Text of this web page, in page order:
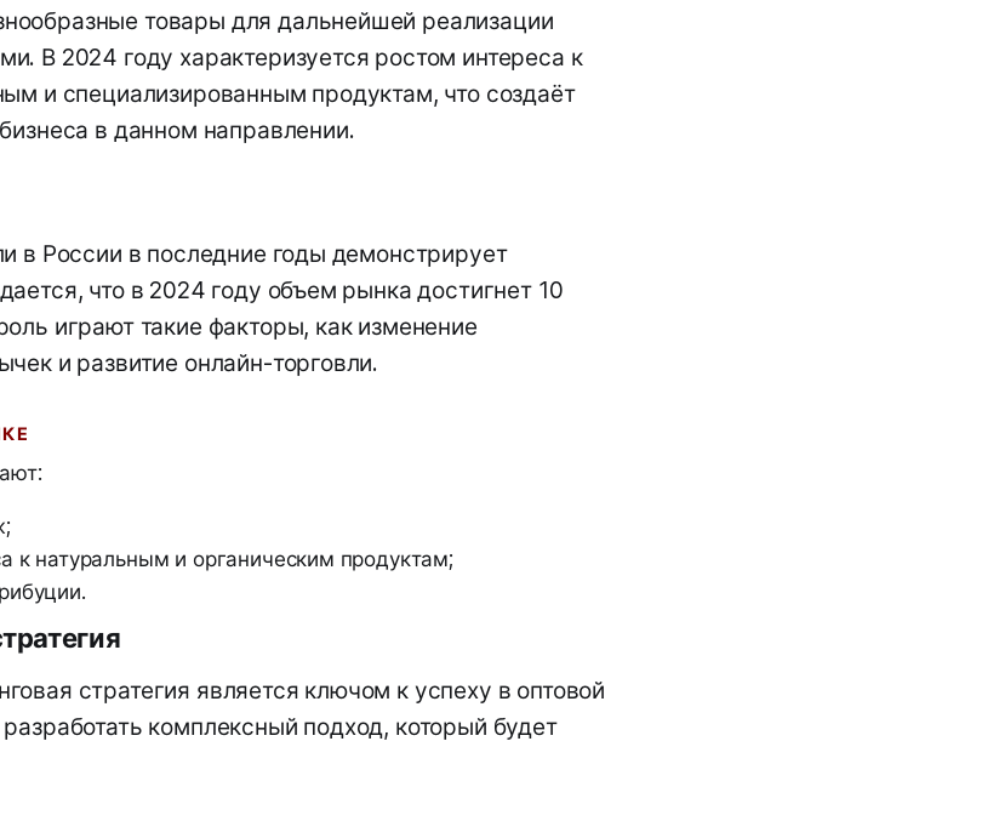
товары для дальнейшей реализации
В 2024 году характеризуется ростом интереса к
и специализированным продуктам, что создаёт
в данном направлении.
в России в последние годы демонстрирует
что в 2024 году объем рынка достигнет 10
играют такие факторы, как изменение
и развитие онлайн-торговли.
к натуральным и органическим продуктам;
стратегия является ключом к успеху в оптовой
комплексный подход, который будет